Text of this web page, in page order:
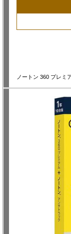
ノートン 360 プレミ